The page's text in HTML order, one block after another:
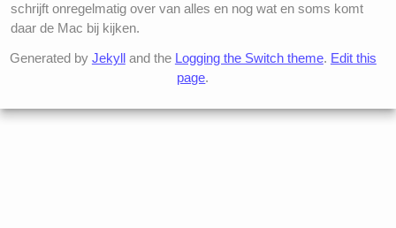
schrijft onregelmatig over van alles en nog wat en soms komt
daar de Mac bij kijken.
Generated by Jekylland the Logging the Switch theme. Edit this
page.